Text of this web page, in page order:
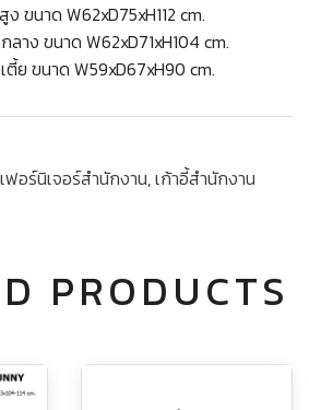
ขนาด W62xD75xH112 cm.
าง ขนาด W62xD71xH104 cm.
ย ขนาด W59xD67xH90 cm.
เฟอร์นิเจอร์สำนักงาน,เก้าอี้สำนักงาน
PRODUCTS